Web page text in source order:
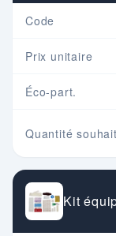
Code
Prix unitaire
Éco-part.
Quantité
Kit